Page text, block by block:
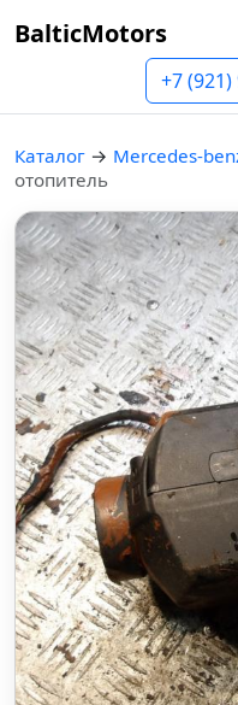
BalticMotors
+7
Каталог → Mercedes-
отопитель